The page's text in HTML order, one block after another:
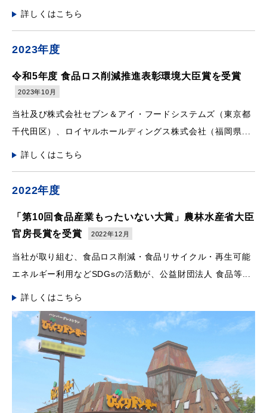
詳しくはこちら
2023年度
令和5年度 食品ロス削減推進表彰環境大臣賞を受賞
2023年10月
当社及び株式会社セブン＆アイ・フードシステムズ（東京都
千代田区）、ロイヤルホールディングス株式会社（福岡県...
詳しくはこちら
2022年度
「第10回食品産業もったいない大賞」農林水産省大臣
官房長賞を受賞
2022年12月
当社が取り組む、食品ロス削減・食品リサイクル・再生可能
エネルギー利用などSDGsの活動が、公益財団法人 食品等...
詳しくはこちら